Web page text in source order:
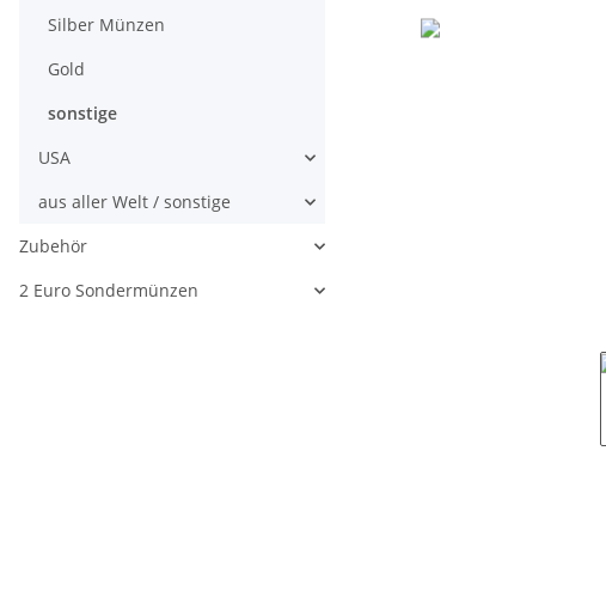
Silber Münzen
Gold
sonstige
USA
aus aller Welt / sonstige
Zubehör
2 Euro Sondermünzen